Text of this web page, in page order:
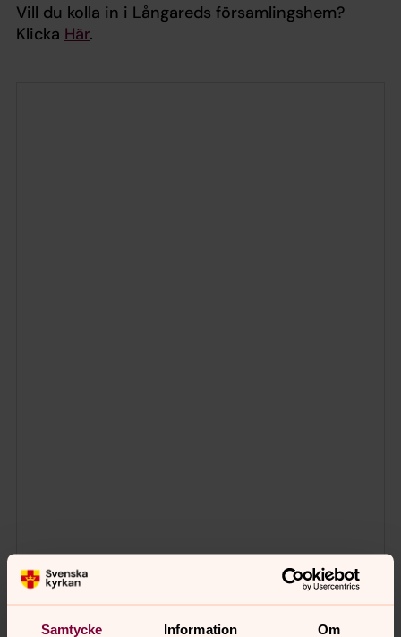
Samtycke Information Om
Vill du kolla in i Långareds församlingshem?
Klicka Här.